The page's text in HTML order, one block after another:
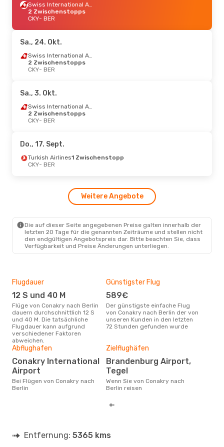
Swiss International Air Lines
2 Zwischenstopps
CKY- BER
Sa., 24. Okt.
Swiss International Air Lines
2 Zwischenstopps
CKY- BER
Sa., 3. Okt.
Swiss International Air Lines
2 Zwischenstopps
CKY- BER
Do., 17. Sept.
Turkish Airlines1 Zwischenstopp
CKY- BER
Weitere Angebote
Die auf dieser Seite angegebenen Preise galten innerhalb der
letzten 20 Tage für die genannten Zeiträume und stellen nicht
den endgültigen Angebotspreis dar. Bitte beachten Sie, dass
Verfügbarkeit und Preise Änderungen unterliegen.
Flugdauer
12 S und 40 M
Flüge von Conakry nach Berlin
dauern durchschnittlich 12 S
und 40 M. Die tatsächliche
Flugdauer kann aufgrund
verschiedener Faktoren
abweichen.
Günstigster Flug
589€
Der günstigste einfache Flug
von Conakry nach Berlin der von
unseren Kunden in den letzten
72 Stunden gefunden wurde
Abflughafen
Conakry International
Airport
Bei Flügen von Conakry nach
Berlin
Zielflughäfen
Brandenburg Airport,
Tegel
Wenn Sie von Conakry nach
Berlin reisen
Entfernung: 5365 kms